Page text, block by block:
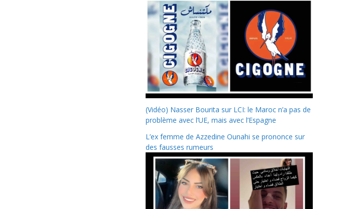
(Vidéo) Nasser Bourita sur LCI: le Maroc n’a pas de
problème avec l’UE, mais avec l’Espagne
L’ex femme de Azzedine Ounahi se prononce sur
des fausses rumeurs